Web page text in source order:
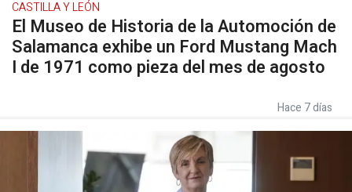
CASTILLA Y LEÓN
El Museo de Historia de la Automoción de
Salamanca exhibe un Ford Mustang Mach
I de 1971 como pieza del mes de agosto
Hace 7 días